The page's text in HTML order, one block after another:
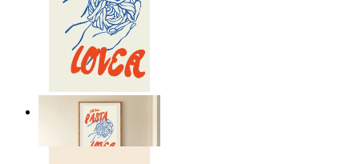
Pasta Is Life
14,95 €